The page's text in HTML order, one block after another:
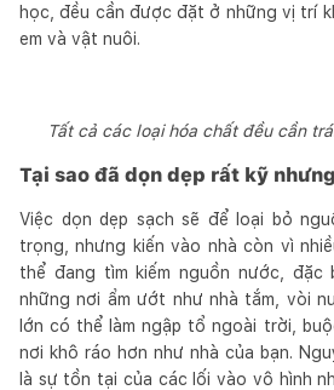
học, đều cần được đặt ở những vị trí
em và vật nuôi.
Tất cả các loại hóa chất đều cần
Tại sao đã dọn dẹp rất kỹ
Việc dọn dẹp sạch sẽ để loại bỏ
trọng, nhưng kiến vào nhà còn vì
thể đang tìm kiếm nguồn nước, đặc
những nơi ẩm ướt như nhà tắm, vòi
lớn có thể làm ngập tổ ngoài trời,
nơi khô ráo hơn như nhà của bạn.
là sự tồn tại của các lối vào vô hình